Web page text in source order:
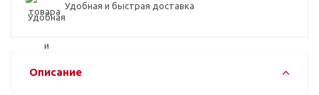
Удобная и быстрая доставка
Описание